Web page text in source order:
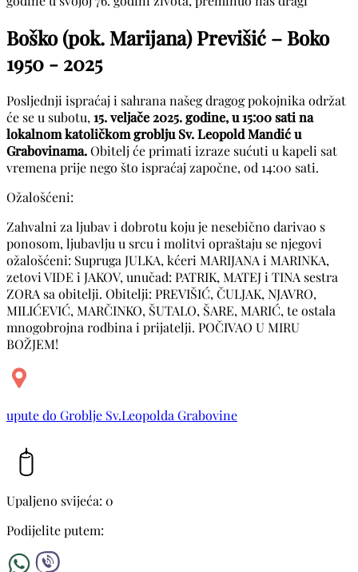
Boško (pok. Marijana) Previšić – Boko
1950 - 2025
Posljednji ispraćaj i sahrana našeg dragog pokojnika održat
će se u subotu, 15. veljače 2025. godine, u 15:00 sati na
lokalnom katoličkom groblju Sv. Leopold Mandić u
Grabovinama.Obitelj će primati izraze sućuti u kapeli sat
vremena prije nego što ispraćaj započne, od 14:00 sati.
Ožalošćeni:
Zahvalni za ljubav i dobrotu koju je nesebično darivao s
ponosom, ljubavlju u srcu i molitvi opraštaju se njegovi
ožalošćeni: Supruga JULKA, kćeri MARIJANA i MARINKA,
zetovi VIDE i JAKOV, unučad: PATRIK, MATEJ i TINA sestra
ZORA sa obitelji. Obitelji: PREVIŠIĆ, ČULJAK, NJAVRO,
MILIĆEVIĆ, MARČINKO, ŠUTALO, ŠARE, MARIĆ, te ostala
mnogobrojna rodbina i prijatelji. POČIVAO U MIRU
BOŽJEM!
upute do Groblje Sv.Leopolda Grabovine
Upaljeno svijeća: 0
Podijelite putem: